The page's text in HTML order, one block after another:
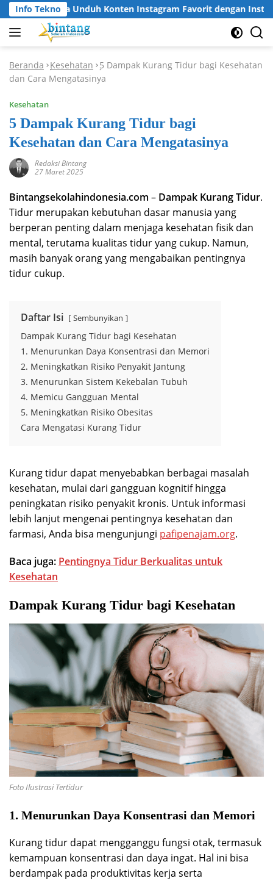
Langsung
ke
konten
Info TeknoCara Unduh Konten Instagram Favorit dengan
Beranda -Kesehatan -5 Dampak Kurang Tidur bagi Kesehatan
dan Cara Mengatasinya
Kesehatan
5 Dampak Kurang Tidur bagi
Kesehatan dan Cara Mengatasinya
Redaksi Bintang
27 Maret 2025
Bintangsekolahindonesia.com – Dampak Kurang Tidur.
Tidur merupakan kebutuhan dasar manusia yang
berperan penting dalam menjaga kesehatan fisik dan
mental, terutama kualitas tidur yang cukup. Namun,
masih banyak orang yang mengabaikan pentingnya
tidur cukup.
Daftar Isi Sembunyikan
Dampak Kurang Tidur bagi Kesehatan
1. Menurunkan Daya Konsentrasi dan Memori
2. Meningkatkan Risiko Penyakit Jantung
3. Menurunkan Sistem Kekebalan Tubuh
4. Memicu Gangguan Mental
5. Meningkatkan Risiko Obesitas
Cara Mengatasi Kurang Tidur
Kurang tidur dapat menyebabkan berbagai masalah
kesehatan, mulai dari gangguan kognitif hingga
peningkatan risiko penyakit kronis. Untuk informasi
lebih lanjut mengenai pentingnya kesehatan dan
farmasi, Anda bisa mengunjungi pafipenajam.org.
Baca juga: Pentingnya Tidur Berkualitas untuk
Kesehatan
Dampak Kurang Tidur bagi Kesehatan
Foto Ilustrasi Tertidur
1. Menurunkan Daya Konsentrasi dan Memori
Kurang tidur dapat mengganggu fungsi otak, termasuk
kemampuan konsentrasi dan daya ingat. Hal ini bisa
berdampak pada produktivitas kerja serta